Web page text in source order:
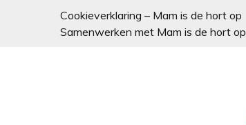
Cookieverklaring – Mam is de hort op
Samenwerken met Mam is de hort op